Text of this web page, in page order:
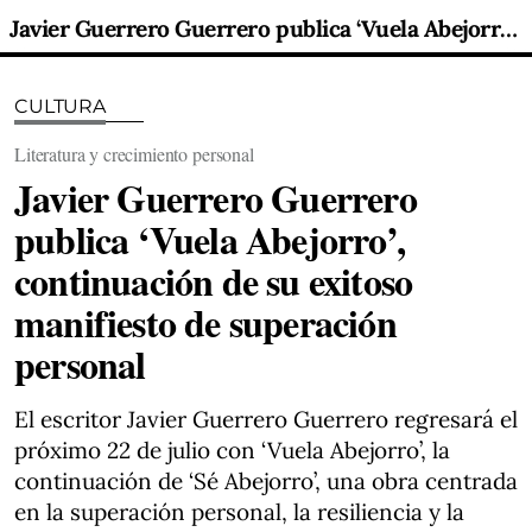
Javier Guerrero Guerrero publica ‘Vuela Abejorro’, continuación de su exitoso manifiesto de superación personal
CULTURA
Literatura y crecimiento personal
Javier Guerrero Guerrero
publica ‘Vuela Abejorro’,
continuación de su exitoso
manifiesto de superación
personal
El escritor Javier Guerrero Guerrero regresará el
próximo 22 de julio con ‘Vuela Abejorro’, la
continuación de ‘Sé Abejorro’, una obra centrada
en la superación personal, la resiliencia y la